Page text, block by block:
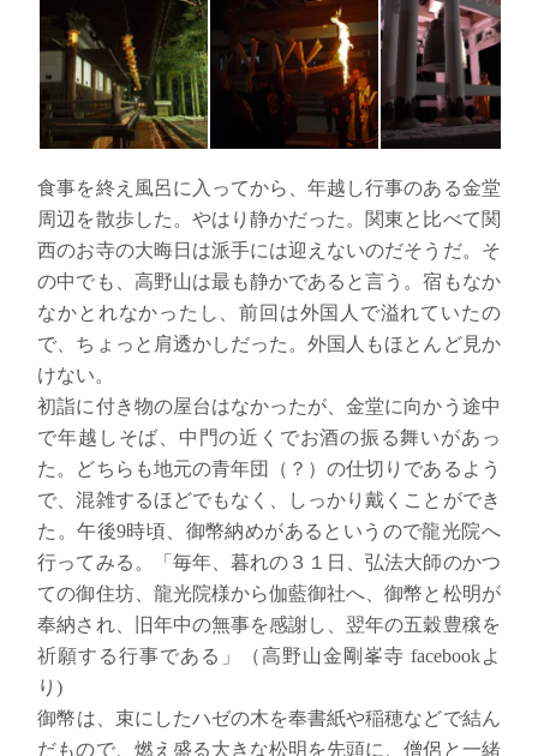
食事を終え風呂に入ってから、年越し行事のある金堂
周辺を散歩した。やはり静かだった。関東と比べて関
西のお寺の大晦日は派手には迎えないのだそうだ。そ
の中でも、高野山は最も静かであると言う。宿もなか
なかとれなかったし、前回は外国人で溢れていたの
で、ちょっと肩透かしだった。外国人もほとんど見か
けない。
初詣に付き物の屋台はなかったが、金堂に向かう途中
で年越しそば、中門の近くでお酒の振る舞いがあっ
た。どちらも地元の青年団（？）の仕切りであるよう
で、混雑するほどでもなく、しっかり戴くことができ
た。午後9時頃、御幣納めがあるというので龍光院へ
行ってみる。「毎年、暮れの３１日、弘法大師のかつ
ての御住坊、龍光院様から伽藍御社へ、御幣と松明が
奉納され、旧年中の無事を感謝し、翌年の五穀豊穣を
祈願する行事である」（高野山金剛峯寺 facebookよ
り)
御幣は、束にしたハゼの木を奉書紙や稲穂などで結ん
だもので、 燃え盛る大きな松明を先頭に、僧侶と一緒